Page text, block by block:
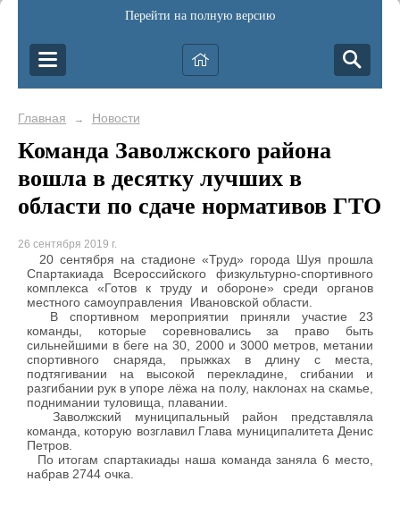
Перейти на полную версию
Главная → Новости
Команда Заволжского района
вошла в десятку лучших в
области по сдаче нормативов ГТО
26 сентября 2019 г.
20 сентября на стадионе «Труд» города Шуя прошла
Спартакиада Всероссийского физкультурно-спортивного
комплекса «Готов к труду и обороне» среди органов
местного самоуправления Ивановской области.
В спортивном мероприятии приняли участие 23
команды, которые соревновались за право быть
сильнейшими в беге на 30, 2000 и 3000 метров, метании
спортивного снаряда, прыжках в длину с места,
подтягивании на высокой перекладине, сгибании и
разгибании рук в упоре лёжа на полу, наклонах на скамье,
поднимании туловища, плавании.
Заволжский муниципальный район представляла
команда, которую возглавил Глава муниципалитета Денис
Петров.
По итогам спартакиады наша команда заняла 6 место,
набрав 2744 очка.